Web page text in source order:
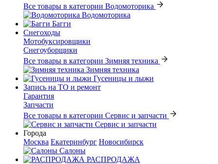
Все товары в категории Водомоторика
Водомоторика
Багги
Снегоходы
Мотобуксировщики
Снегоуборщики
Все товары в категории Зимняя техника
Зимняя техника
Гусеницы и лыжи
Запись на ТО и ремонт
Гарантия
Запчасти
Все товары в категории Сервис и запчасти
Сервис и запчасти
Города
Москва Екатеринбург Новосибирск
Салоны
РАСПРОДАЖА